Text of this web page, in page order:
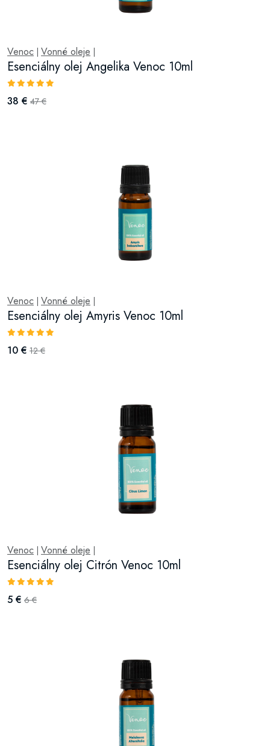
Venoc Vonné oleje
Esenciálny olej Angelika Venoc 10ml
38 € 47 €
Venoc Vonné oleje
Esenciálny olej Amyris Venoc 10ml
10 € 12 €
Venoc Vonné oleje
Esenciálny olej Citrón Venoc 10ml
5 € 6 €